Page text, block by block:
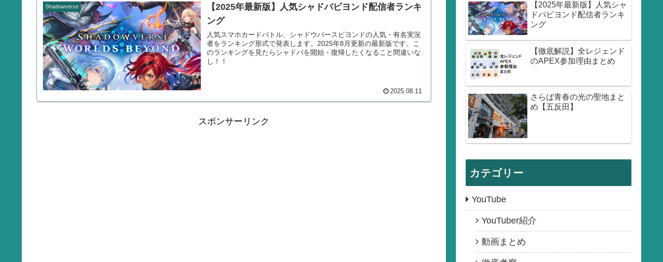
Shadowverse
【2025年最新版】人気シャドバビヨンド配信者ランキ
ング
人気スマホカードバトル、シャドウバースビヨンドの人気・有名実況
者をランキング形式で発表します。2025年8月更新の最新版です。こ
のランキングを見たらシャドバを開始・復帰したくなること間違いな
し！！
2025.08.11
スポンサーリンク
【2025年最新版】人気シャ
ドバビヨンド配信者ランキ
ング
【徹底解説】全レジェンド
のAPEX参加理由まとめ
さらば青春の光の聖地まと
め【五反田】
カテゴリー
YouTube
YouTuber紹介
動画まとめ